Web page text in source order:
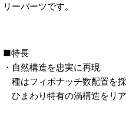
リーパーツです。
■特長
・自然構造を忠実に再現
種はフィボナッチ数配置を採
ひまわり特有の渦構造をリア